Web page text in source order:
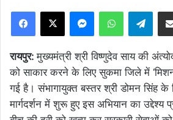
Facebook
X MessengerWhatsApp
रायपुर:मुख्यमंत्री श्री विष्णुदेव साय की
को साकार करने के लिए सुकमा जिले में
गई है। संभागायुक्त बस्तर श्री डोमन सिंह
मार्गदर्शन में शुरू हुए इस अभियान का